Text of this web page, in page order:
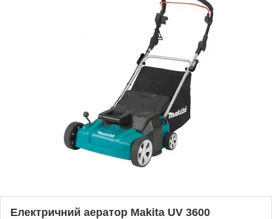
Електричний аератор Makita UV 3600